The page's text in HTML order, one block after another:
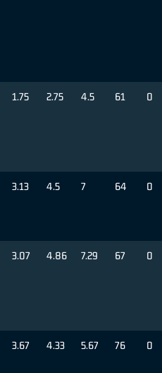
1.75 2.75 4.5 61 0
3.13 4.5 7 64 0
3.07 4.86 7.29 67 0
3.67 4.33 5.67 76 0